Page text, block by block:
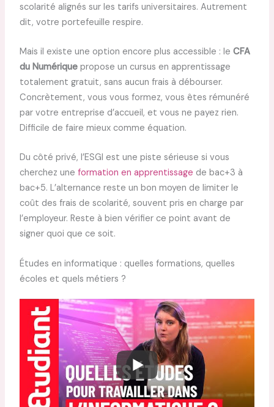
scolarité alignés sur les tarifs universitaires. Autrement
dit, votre portefeuille respire.
Mais il existe une option encore plus accessible : le CFA
du Numériquepropose un cursus en apprentissage
totalement gratuit, sans aucun frais à débourser.
Concrètement, vous vous formez, vous êtes rémunéré
par votre entreprise d’accueil, et vous ne payez rien.
Difficile de faire mieux comme équation.
Du côté privé, l’ESGI est une piste sérieuse si vous
cherchez une formation en apprentissage de bac+3 à
bac+5. L’alternance reste un bon moyen de limiter le
coût des frais de scolarité, souvent pris en charge par
l’employeur. Reste à bien vérifier ce point avant de
signer quoi que ce soit.
Études en informatique : quelles formations, quelles
écoles et quels métiers ?